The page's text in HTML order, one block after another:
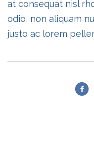
at consequat nisl
odio, non aliquam
justo ac lorem